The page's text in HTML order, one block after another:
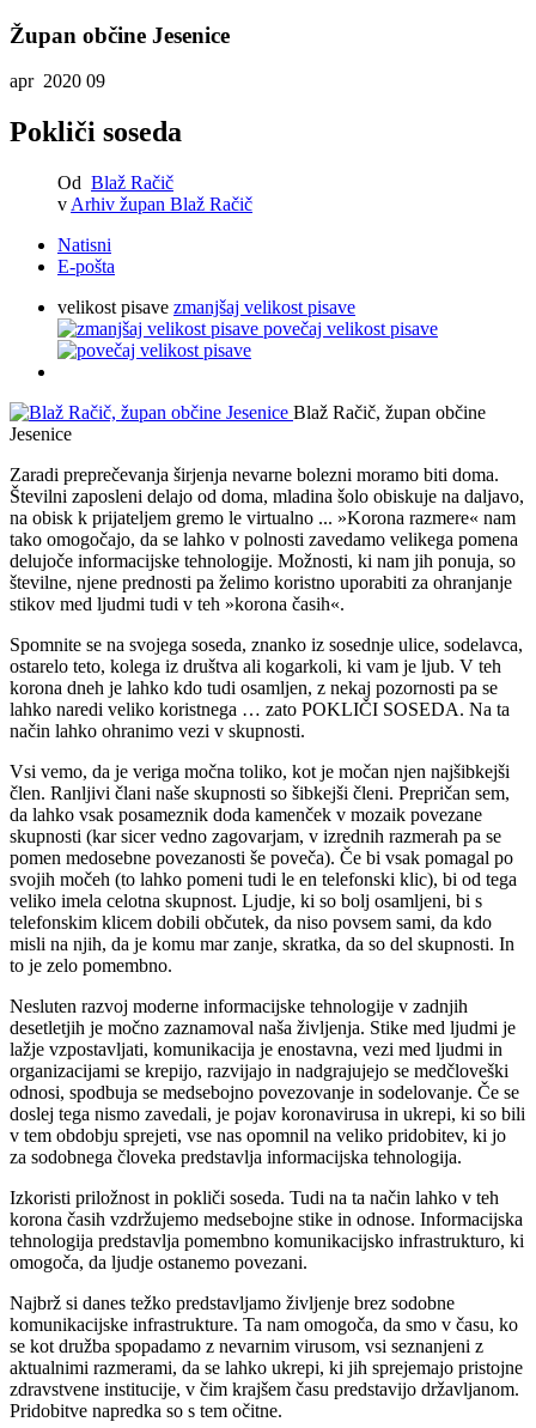
Župan občine Jesenice
apr 2020 09
Pokliči soseda
Od Blaž Račič
v Arhiv župan Blaž Račič
Natisni
E-pošta
velikost pisave zmanjšaj velikost pisave
povečaj velikost pisave
Blaž Račič, župan občine
Jesenice
Zaradi preprečevanja širjenja nevarne bolezni moramo biti doma.
Številni zaposleni delajo od doma, mladina šolo obiskuje na daljavo,
na obisk k prijateljem gremo le virtualno ... »Korona razmere« nam
tako omogočajo, da se lahko v polnosti zavedamo velikega pomena
delujoče informacijske tehnologije. Možnosti, ki nam jih ponuja, so
številne, njene prednosti pa želimo koristno uporabiti za ohranjanje
stikov med ljudmi tudi v teh »korona časih«.
Spomnite se na svojega soseda, znanko iz sosednje ulice, sodelavca,
ostarelo teto, kolega iz društva ali kogarkoli, ki vam je ljub. V teh
korona dneh je lahko kdo tudi osamljen, z nekaj pozornosti pa se
lahko naredi veliko koristnega … zato POKLIČI SOSEDA. Na ta
način lahko ohranimo vezi v skupnosti.
Vsi vemo, da je veriga močna toliko, kot je močan njen najšibkejši
člen. Ranljivi člani naše skupnosti so šibkejši členi. Prepričan sem,
da lahko vsak posameznik doda kamenček v mozaik povezane
skupnosti (kar sicer vedno zagovarjam, v izrednih razmerah pa se
pomen medosebne povezanosti še poveča). Če bi vsak pomagal po
svojih močeh (to lahko pomeni tudi le en telefonski klic), bi od tega
veliko imela celotna skupnost. Ljudje, ki so bolj osamljeni, bi s
telefonskim klicem dobili občutek, da niso povsem sami, da kdo
misli na njih, da je komu mar zanje, skratka, da so del skupnosti. In
to je zelo pomembno.
Nesluten razvoj moderne informacijske tehnologije v zadnjih
desetletjih je močno zaznamoval naša življenja. Stike med ljudmi je
lažje vzpostavljati, komunikacija je enostavna, vezi med ljudmi in
organizacijami se krepijo, razvijajo in nadgrajujejo se medčloveški
odnosi, spodbuja se medsebojno povezovanje in sodelovanje. Če se
doslej tega nismo zavedali, je pojav koronavirusa in ukrepi, ki so bili
v tem obdobju sprejeti, vse nas opomnil na veliko pridobitev, ki jo
za sodobnega človeka predstavlja informacijska tehnologija.
Izkoristi priložnost in pokliči soseda. Tudi na ta način lahko v teh
korona časih vzdržujemo medsebojne stike in odnose. Informacijska
tehnologija predstavlja pomembno komunikacijsko infrastrukturo, ki
omogoča, da ljudje ostanemo povezani.
Najbrž si danes težko predstavljamo življenje brez sodobne
komunikacijske infrastrukture. Ta nam omogoča, da smo v času, ko
se kot družba spopadamo z nevarnim virusom, vsi seznanjeni z
aktualnimi razmerami, da se lahko ukrepi, ki jih sprejemajo pristojne
zdravstvene institucije, v čim krajšem času predstavijo državljanom.
Pridobitve napredka so s tem očitne.